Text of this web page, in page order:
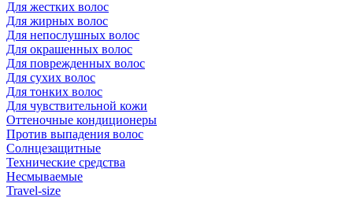
Для жестких волос
Для жирных волос
Для непослушных волос
Для окрашенных волос
Для поврежденных волос
Для сухих волос
Для тонких волос
Для чувствительной кожи
Оттеночные кондиционеры
Против выпадения волос
Солнцезащитные
Технические средства
Несмываемые
Travel-size